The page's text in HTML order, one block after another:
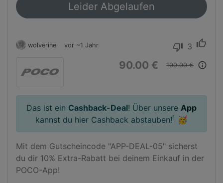
Leider Abgelaufen
wolverine vor ~1 Jahr thumb_down 3 thumb_up
90.00 € 100.00 € info_outline
Das ist ein Cashback-Deal! Über unsere App
kannst du hier Cashback abstauben!1 🥳
Mit dem Gutscheincode "APP-DEAL-05" sicherst
du dir 10% Extra-Rabatt bei deinem Einkauf in der
POCO-App!